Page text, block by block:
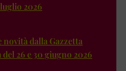
2026
dalla Gazzetta
26 e 30 giugno 2026